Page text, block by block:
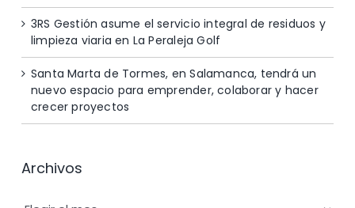
3RS Gestión asume el servicio integral de residuos y
limpieza viaria en La Peraleja Golf
Santa Marta de Tormes, en Salamanca, tendrá un
nuevo espacio para emprender, colaborar y hacer
crecer proyectos
Archivos